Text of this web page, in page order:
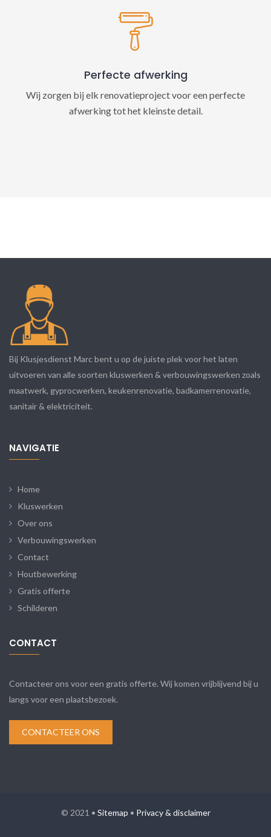
Perfecte afwerking
Wij zorgen bij elk renovatieproject voor een perfecte
afwerking tot het kleinste detail.
Bij Klusjesdienst Marc bent u op de juiste plek voor het laten
uitvoeren van alle soorten kluswerken & verbouwingswerken zoals
maatwerk, gyprocwerken, keukenrenovatie, badkamerrenovatie,
sanitair & elektriciteit.
NAVIGATIE
Home
Kluswerken
Over ons
Verbouwingswerken
Contact
Houtbewerking
Gratis offerte
Schilderen
CONTACT
Contacteer ons voor een gratis offerte. Wij komen vrijblijvend bij u
langs voor een plaatsbezoek.
CONTACTEER ONS
© 2021 • Sitemap • Privacy & disclaimer